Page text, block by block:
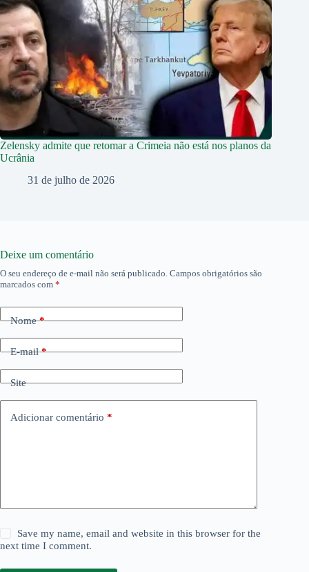
Zelensky admite que retomar a Crimeia não está nos planos da
Ucrânia
31 de julho de 2026
Deixe um comentário
O seu endereço de e-mail não será publicado. Campos obrigatórios são
marcados com *
Nome*
E-mail*
Site
Adicionar comentário *
Save my name, email and website in this browser for the
next time I comment.